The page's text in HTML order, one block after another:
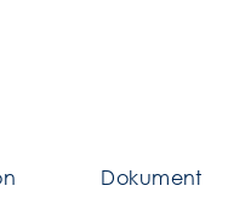
Dokument